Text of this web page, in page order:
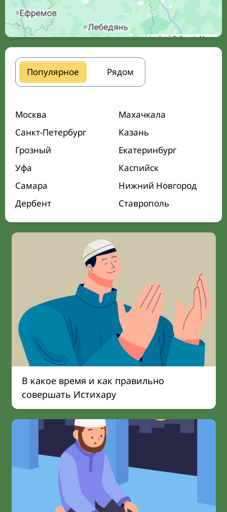
Leaflet| © Google Maps
Популярное Рядом
Москва
Махачкала
Санкт-Петербург
Казань
Грозный
Екатеринбург
Уфа
Каспийск
Самара
Нижний Новгород
Дербент
Ставрополь
В какое время и как правильно
совершать Истихару